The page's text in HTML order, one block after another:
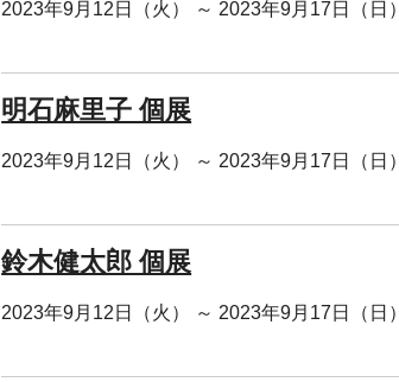
2023年9月12日（火） ～ 2023年9月17日（日）
明石麻里子 個展
2023年9月12日（火） ～ 2023年9月17日（日）
鈴木健太郎 個展
2023年9月12日（火） ～ 2023年9月17日（日）